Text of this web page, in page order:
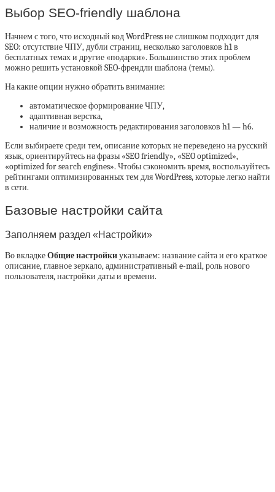
Выбор SEO-friendly шаблона
Начнем с того, что исходный код WordPress не слишком подходит для
SEO: отсутствие ЧПУ, дубли страниц, несколько заголовков h1 в
бесплатных темах и другие «подарки». Большинство этих проблем
можно решить установкой SEO-френдли шаблона (темы).
На какие опции нужно обратить внимание:
автоматическое формирование ЧПУ,
адаптивная верстка,
наличие и возможность редактирования заголовков h1 — h6.
Если выбираете среди тем, описание которых не переведено на русский
язык, ориентируйтесь на фразы «SEO friendly», «SEO optimized»,
«optimized for search engines». Чтобы сэкономить время, воспользуйтесь
рейтингами оптимизированных тем для WordPress, которые легко найти
в сети.
Базовые настройки сайта
Заполняем раздел «Настройки»
Во вкладкеОбщие настройкиуказываем: название сайта и его краткое
описание, главное зеркало, административный e-mail, роль нового
пользователя, настройки даты и времени.